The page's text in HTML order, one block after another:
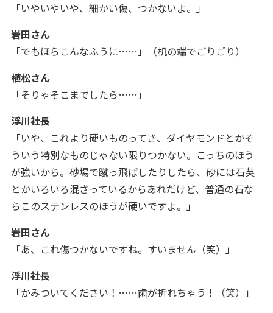
「いやいやいや、細かい傷、つかないよ。 」
岩田さん
「でもほらこんなふうに……」（机の端でごりごり）
植松さん
「そりゃそこまでしたら…… 」
浮川社長
「いや、これより硬いものってさ、ダイヤモンドとかそ
ういう特別なものじゃない限りつかない。こっちのほう
が強いから。砂場で蹴っ飛ばしたりしたら、砂には石英
とかいろいろ混ざっているからあれだけど、普通の石な
らこのステンレスのほうが硬いですよ。 」
岩田さん
「あ、これ傷つかないですね。すいません（笑）
」
浮川社長
「かみついてください！……歯が折れちゃう！（笑）
」